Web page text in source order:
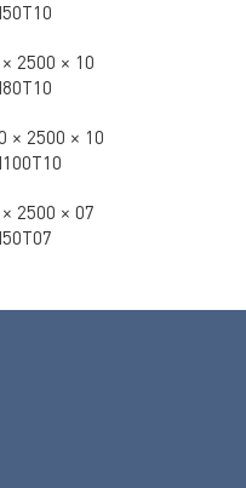
2500 × 10
× 2500 × 10
2500 × 07